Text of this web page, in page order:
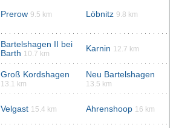
Prerow 9.5 km Löbnitz 9.8 km
Bartelshagen II bei
Barth 10.7 km
Karnin 12.7 km
Groß Kordshagen
13.1 km
Neu Bartelshagen
13.5 km
Velgast 15.4 km Ahrenshoop 16 km